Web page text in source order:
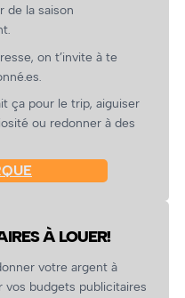
de la saison
on t’invite à te
ça pour le trip, aiguiser
ou redonner à des
À LOUER!
votre argent à
budgets publicitaires